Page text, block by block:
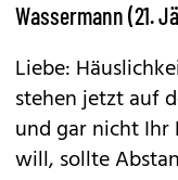
Wassermann (21.
Liebe:
stehen jetzt auf
und gar nicht Ihr
will, sollte